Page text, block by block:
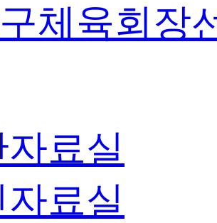
체육회장
료실
료실